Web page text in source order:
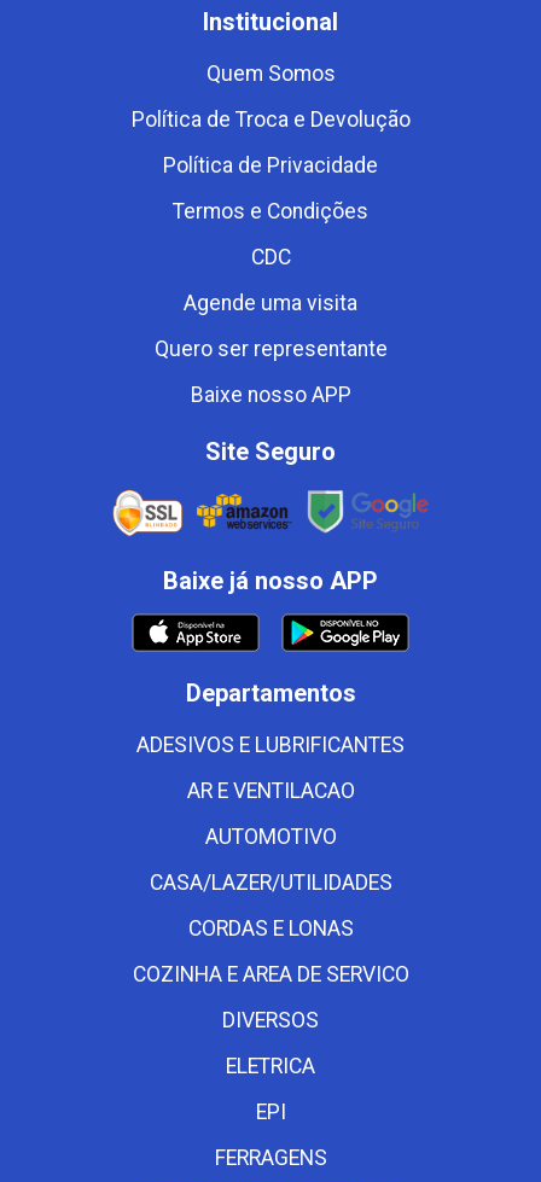
Institucional
Quem Somos
Política de Troca e Devolução
Política de Privacidade
Termos e Condições
CDC
Agende uma visita
Quero ser representante
Baixe nosso APP
Site Seguro
Baixe já nosso APP
Departamentos
ADESIVOS E LUBRIFICANTES
AR E VENTILACAO
AUTOMOTIVO
CASA/LAZER/UTILIDADES
CORDAS E LONAS
COZINHA E AREA DE SERVICO
DIVERSOS
ELETRICA
EPI
FERRAGENS